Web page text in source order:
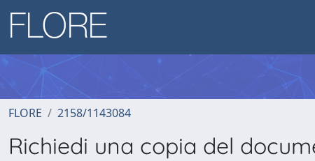
FLORE 2158/1143084
Richiedi una copia del